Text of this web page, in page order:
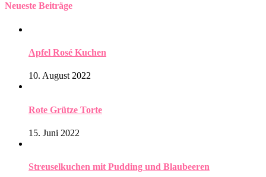
Neueste Beiträge
Apfel Rosé Kuchen
10. August 2022
Rote Grütze Torte
15. Juni 2022
Streuselkuchen mit Pudding und Blaubeeren